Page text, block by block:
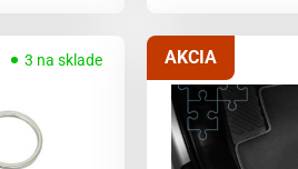
3 na sklade AKCIA